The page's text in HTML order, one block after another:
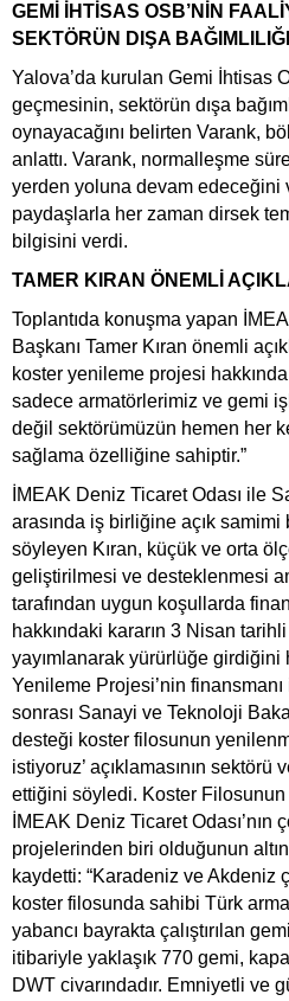
GEMİ İHTİSAS OSB’NİN
SEKTÖRÜN DIŞA
Yalova’da kurulan Gemi İhtisas
geçmesinin, sektörün dışa
oynayacağını belirten Varank,
anlattı. Varank, normalleşme
yerden yoluna devam edeceğini
paydaşlarla her zaman dirsek
bilgisini verdi.
TAMER KIRAN ÖNEMLİ
Toplantıda konuşma yapan
Başkanı Tamer Kıran önemli
koster yenileme projesi
sadece armatörlerimiz ve gemi
değil sektörümüzün hemen her
sağlama özelliğine sahiptir.”
İMEAK Deniz Ticaret Odası ile
arasında iş birliğine açık
söyleyen Kıran, küçük ve orta
geliştirilmesi ve desteklenmesi
tarafından uygun koşullarda
hakkındaki kararın 3 Nisan
yayımlanarak yürürlüğe girdiğini
Yenileme Projesi’nin
sonrası Sanayi ve Teknoloji
desteği koster filosunun
istiyoruz’ açıklamasının
ettiğini söyledi. Koster
İMEAK Deniz Ticaret Odası’nın
projelerinden biri olduğunun
kaydetti: “Karadeniz ve Akdeniz
koster filosunda sahibi Türk
yabancı bayrakta çalıştırılan
itibariyle yaklaşık 770 gemi,
DWT civarındadır. Emniyetli ve